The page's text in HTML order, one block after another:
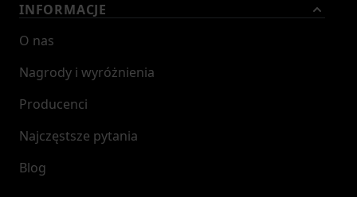
INFORMACJE
O nas
Nagrody i wyróżnienia
Producenci
Najczęstsze pytania
Blog